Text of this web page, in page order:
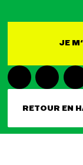
JE
RETOUR EN